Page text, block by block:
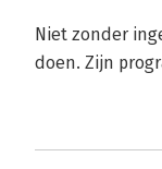
Niet zonder
doen. Zijn